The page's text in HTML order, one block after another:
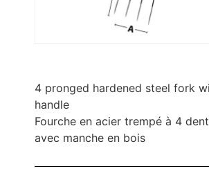
4 pronged hardened steel fork
handle
Fourche en acier trempé à 4
avec manche en bois